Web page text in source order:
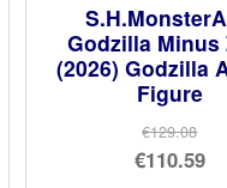
Godzilla Minus
(2026) Godzilla
Figure
€129.08
El
€110.59